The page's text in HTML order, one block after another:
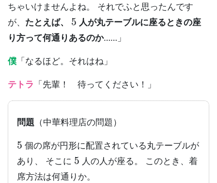
ちゃいけませんよね。 それでふと思ったんです
が、 たとえば、
5
人が丸テーブルに座るときの座
り方って何通りあるのか……」
僕 「なるほど。それはね」
テトラ 「先輩！ 待ってください！」
問題 （中華料理店の問題）
5
個の席が円形に配置されている丸テーブルが
あり、 そこに
5
人の人が座る。 このとき、着
席方法は何通りか。